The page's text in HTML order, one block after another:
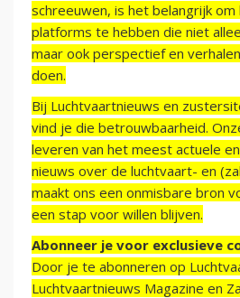
schreeuwen, is het belangrijk
platforms te hebben die niet
maar ook perspectief en
doen.
Bij Luchtvaartnieuws en
vind je die betrouwbaarheid.
leveren van het meest actuele
nieuws over de luchtvaart- en
maakt ons een onmisbare bron
een stap voor willen blijven.
Abonneer je voor exclusieve
Door je te abonneren op
Luchtvaartnieuws Magazine en